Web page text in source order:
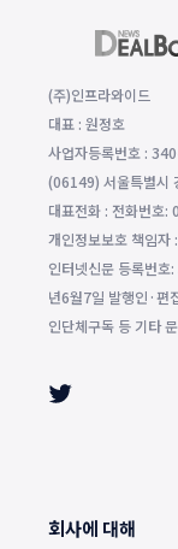
(주)인프라와이드
대표 : 원정호
사업자등록번호 :
(06149) 서울특별시
대표전화 : 전화번
개인정보보호 책임자
인터넷신문 등록번
년6월7일 발행인·편
인단체구독 등 기타
회사에 대해